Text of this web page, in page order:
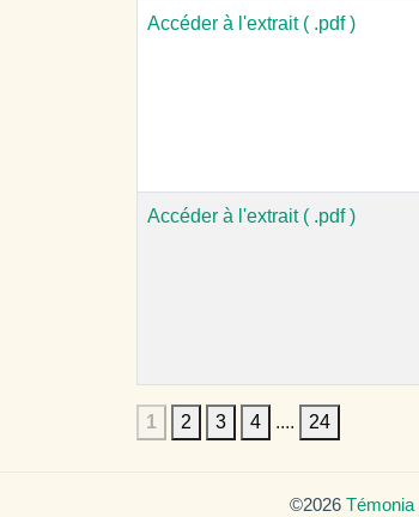
Accéder à l'extrait ( .pdf )
Accéder à l'extrait ( .pdf )
1 2 3 4 .... 24
©2026 Témonia